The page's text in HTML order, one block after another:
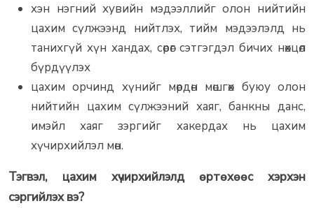
хэн нэгний хувийн мэдээллийг олон нийтийн
цахим сүлжээнд нийтлэх, тийм мэдээлэлд нь
танихгүй хүн хандах, сөрөг сэтгэгдэл бичих нөхцөл
бүрдүүлэх
цахим орчинд хүнийг мөрдөн мөшгөх буюу олон
нийтийн цахим сүлжээний хаяг, банкны данс,
имэйл хаяг зэргийг хакердах нь цахим
хүчирхийлэл мөн.
Тэгвэл, цахим хүчирхийлэлд өртөхөөс хэрхэн
сэргийлэх вэ?